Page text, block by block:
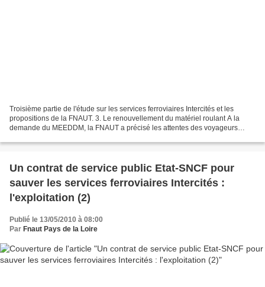
Troisième partie de l'étude sur les services ferroviaires Intercités et les
propositions de la FNAUT. 3. Le renouvellement du matériel roulant A la
demande du MEEDDM, la FNAUT a précisé les attentes des voyageurs
Un contrat de service public Etat-SNCF pour
sauver les services ferroviaires Intercités :
l'exploitation (2)
Publié le 13/05/2010 à 08:00
Par Fnaut Pays de la Loire